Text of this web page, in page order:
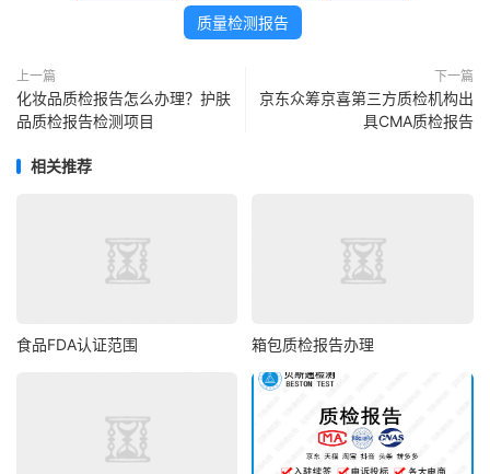
质量检测报告
上一篇
化妆品质检报告怎么办理？护肤
品质检报告检测项目
下一篇
京东众筹京喜第三方质检机构出
具CMA质检报告
相关推荐
食品FDA认证范围 箱包质检报告办理